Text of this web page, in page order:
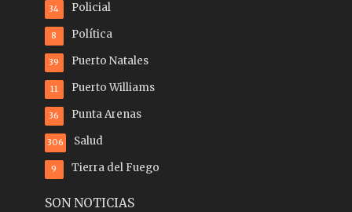
Policial
34
Política
8
Puerto Natales
39
Puerto Williams
11
Punta Arenas
36
Salud
306
Tierra del Fuego
9
SON NOTICIAS